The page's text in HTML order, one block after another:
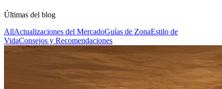
Últimas del blog
AllActualizaciones del MercadoGuías de ZonaEstilo de
VidaConsejos y Recomendaciones